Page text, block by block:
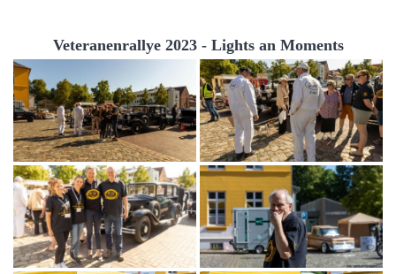
Veteranenrallye 2023 - Lights an Moments